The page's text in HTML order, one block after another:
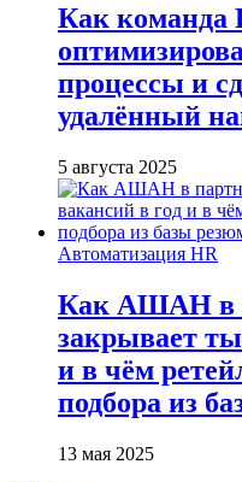
Как команда
процессы и
удалённый
5 августа 2025
Автоматизация HR
Как АШАН в
закрывает
и в чём
подбора из
13 мая 2025